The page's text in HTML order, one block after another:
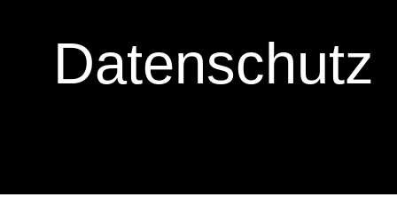
Datenschutz